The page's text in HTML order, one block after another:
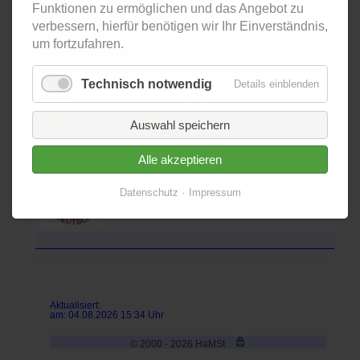
MIST7
MIST1
MIST1
MUCIS
Freunde der LGB
Aktualisiert:
am: 04.08.2026 15:34 Uhr
© 2000 - 2026 HaMSt
Funktionen zu ermöglichen und das Angebot zu
verbessern, hierfür benötigen wir Ihr Einverständnis,
um fortzufahren.
Technisch notwendig Details einblenden
Auswahl speichern
Alle akzeptieren
Datenschutz Impressum